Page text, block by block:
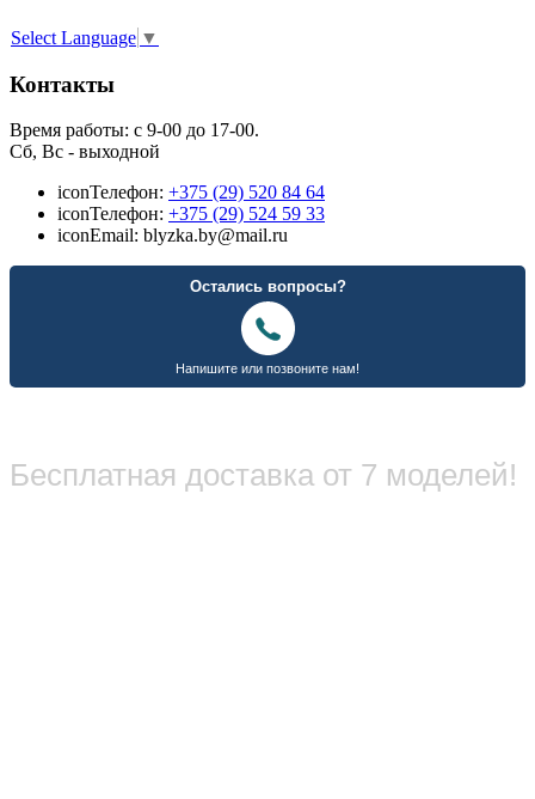
Select Language ▼
Контакты
Время работы: с 9-00 до 17-00.
Сб, Вс - выходной
iconТелефон: +375 (29) 520 84 64
iconТелефон: +375 (29) 524 59 33
iconEmail: blyzka.by@mail.ru
Бесплатная доставка от 7 моделей!